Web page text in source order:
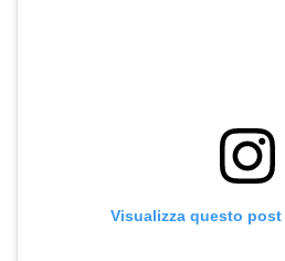
Visualizza questo